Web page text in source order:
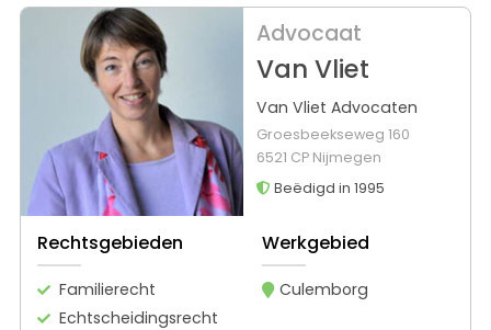
Advocaat
Van Vliet
Van Vliet Advocaten
Groesbeekseweg 160
6521 CP Nijmegen
Beëdigd in 1995
Rechtsgebieden
Familierecht
Echtscheidingsrecht
Werkgebied
Culemborg